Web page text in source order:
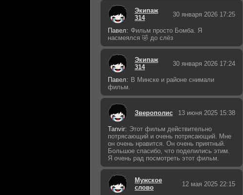
Экипаж
314
30 января 2026 17:25
Павел: Фильм просто Бомба. Я
насмеялся 🤣 до слёз
Экипаж
314
30 января 2026 17:24
Павел: В Минске и районе снимали
фильм.
Зверополис 13 июня 2025 15:38
Tanvir: Этот фильм действительно
потрясающий и очень потрясающий. Мне
он очень нравится. Он очень приятный.
Большое спасибо, что поделились этим.
Я очень рад посмотреть этот фильм.
Мужское
слово
12 мая 2025 22:15